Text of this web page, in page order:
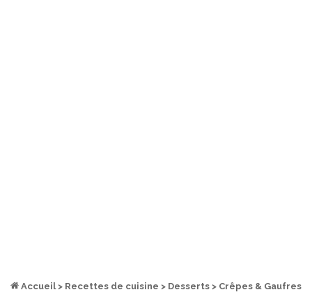
Accueil > Recettes de cuisine > Desserts > Crêpes & Gaufres